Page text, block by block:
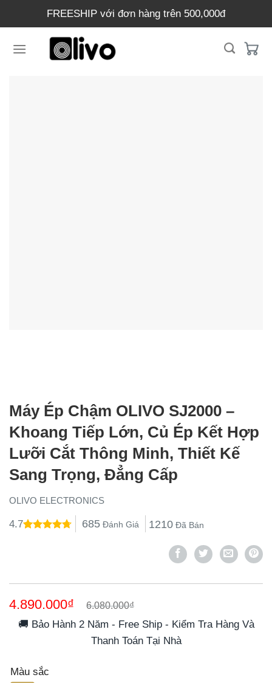
dung
FREESHIP với đơn hàng trên 500,000đ
Máy Ép Chậm OLIVO SJ2000 –
Khoang Tiếp Lớn, Củ Ép Kết Hợp
Lưỡi Cắt Thông Minh, Thiết Kế
Sang Trọng, Đẳng Cấp
OLIVO ELECTRONICS
4.7 685Đánh Giá 1210Đã Bán
6.080.000₫
Giá
gốc
là:
6.080.000₫.
4.890.000₫
Giá
hiện
tại🚚 Bảo Hành 2 Năm - Free Ship - Kiểm Tra Hàng Và
Thanh Toán Tại Nhà
Màu sắc